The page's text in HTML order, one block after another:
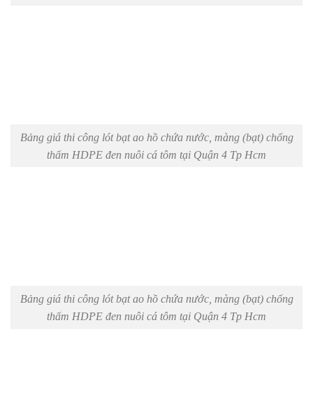
Bảng giá thi công lót bạt ao hồ chứa nước, màng (bạt) chống
thấm HDPE đen nuôi cá tôm tại Quận 4 Tp Hcm
Bảng giá thi công lót bạt ao hồ chứa nước, màng (bạt) chống
thấm HDPE đen nuôi cá tôm tại Quận 4 Tp Hcm